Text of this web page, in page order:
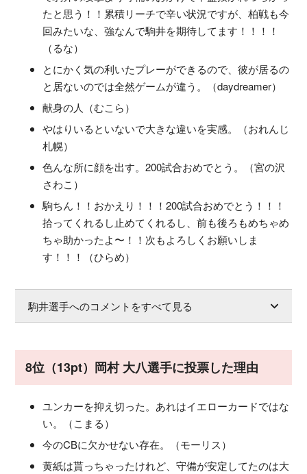
たと思う！！累積リーチで辛い状況ですが、柏戦も今
回みたいな、強なんで駒井を期待してます！！！！
（るな）
とにかく気の利いたプレーができるので、彼が居るの
と居ないのでは全然ゲームが違う。（daydreamer）
献身の人（むこら）
やはりいるといないで大きな違いを実感。（おれんじ
札幌）
色んな所に顔を出す。200試合おめでとう。（宮の沢
さわこ）
駒ちん！！おかえり！！！200試合おめでとう！！！
拾ってくれるし止めてくれるし、前も後ろもめちゃめ
ちゃ助かったよ〜！！次もよろしくお願いしま
す！！！（ひらめ）
駒井選手へのコメントをすべて見る
8位（13pt）岡村 大八選手に投票した理由
ユンカーを抑え切った。あれはイエローカードではな
い。（こまる）
今のCBに欠かせない存在。（モーリス）
黄紙は貰っちゃったけれど、守備が安定してたのは大